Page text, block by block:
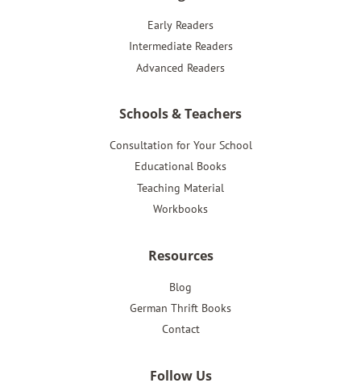
Early Readers
Intermediate Readers
Advanced Readers
Schools & Teachers
Consultation for Your School
Educational Books
Teaching Material
Workbooks
Resources
Blog
German Thrift Books
Contact
Follow Us